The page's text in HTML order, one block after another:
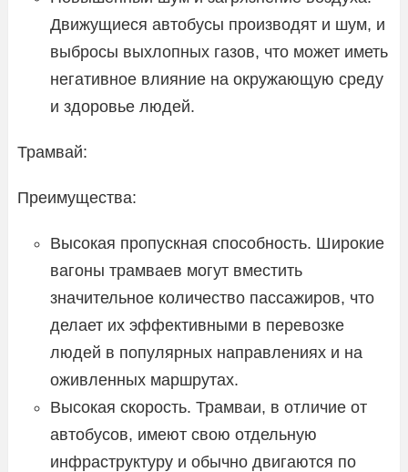
Движущиеся автобусы производят и шум, и
выбросы выхлопных газов, что может иметь
негативное влияние на окружающую среду
и здоровье людей.
Трамвай:
Преимущества:
Высокая пропускная способность. Широкие
вагоны трамваев могут вместить
значительное количество пассажиров, что
делает их эффективными в перевозке
людей в популярных направлениях и на
оживленных маршрутах.
Высокая скорость. Трамваи, в отличие от
автобусов, имеют свою отдельную
инфраструктуру и обычно двигаются по